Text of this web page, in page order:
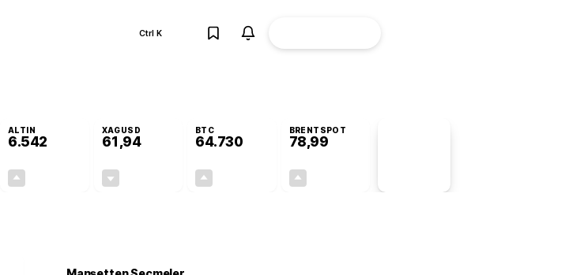
Ctrl K
ALTIN
6.542
XAGUSD
61,94
BTC
64.730
BRENTSPOT
78,99